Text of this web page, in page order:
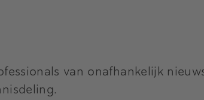
van onafhankelijk